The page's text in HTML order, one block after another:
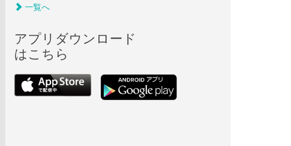
一覧へ
アプリダウンロード
はこちら